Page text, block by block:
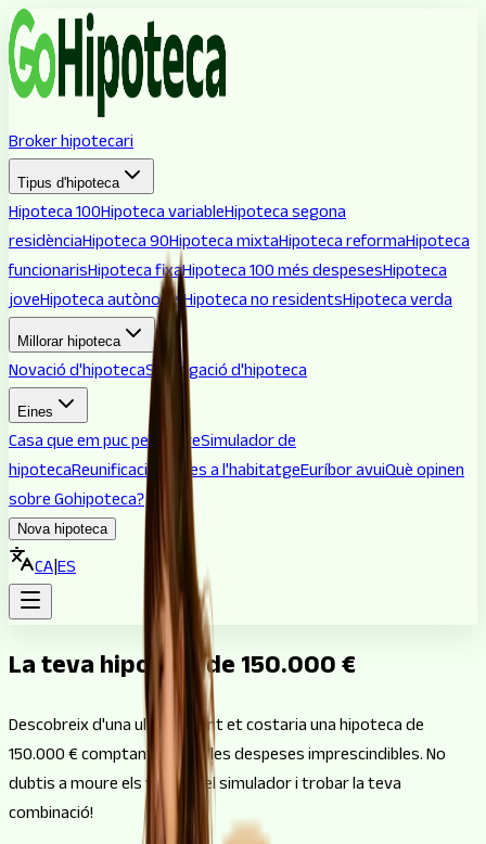
Broker hipotecari
Tipus d'hipoteca
Hipoteca 100Hipoteca variableHipoteca segona
residènciaHipoteca 90Hipoteca mixtaHipoteca reformaHipoteca
funcionarisHipoteca fixaHipoteca 100 més despesesHipoteca
joveHipoteca autònoms Hipoteca no residentsHipoteca verda
Millorar hipoteca
Novació d'hipotecaSubrogació d'hipoteca
Eines
Casa que em puc permetreSimulador de
hipotecaReunificació Ajudes a l'habitatgeEuríbor avuiQuè opinen
sobre Gohipoteca?
Nova hipoteca
CA|ES
La teva hipoteca de 150.000 €
Descobreix d'una ullada quant et costaria una hipoteca de
150.000 € comptant només les despeses imprescindibles. No
dubtis a moure els valors del simulador i trobar la teva
combinació!